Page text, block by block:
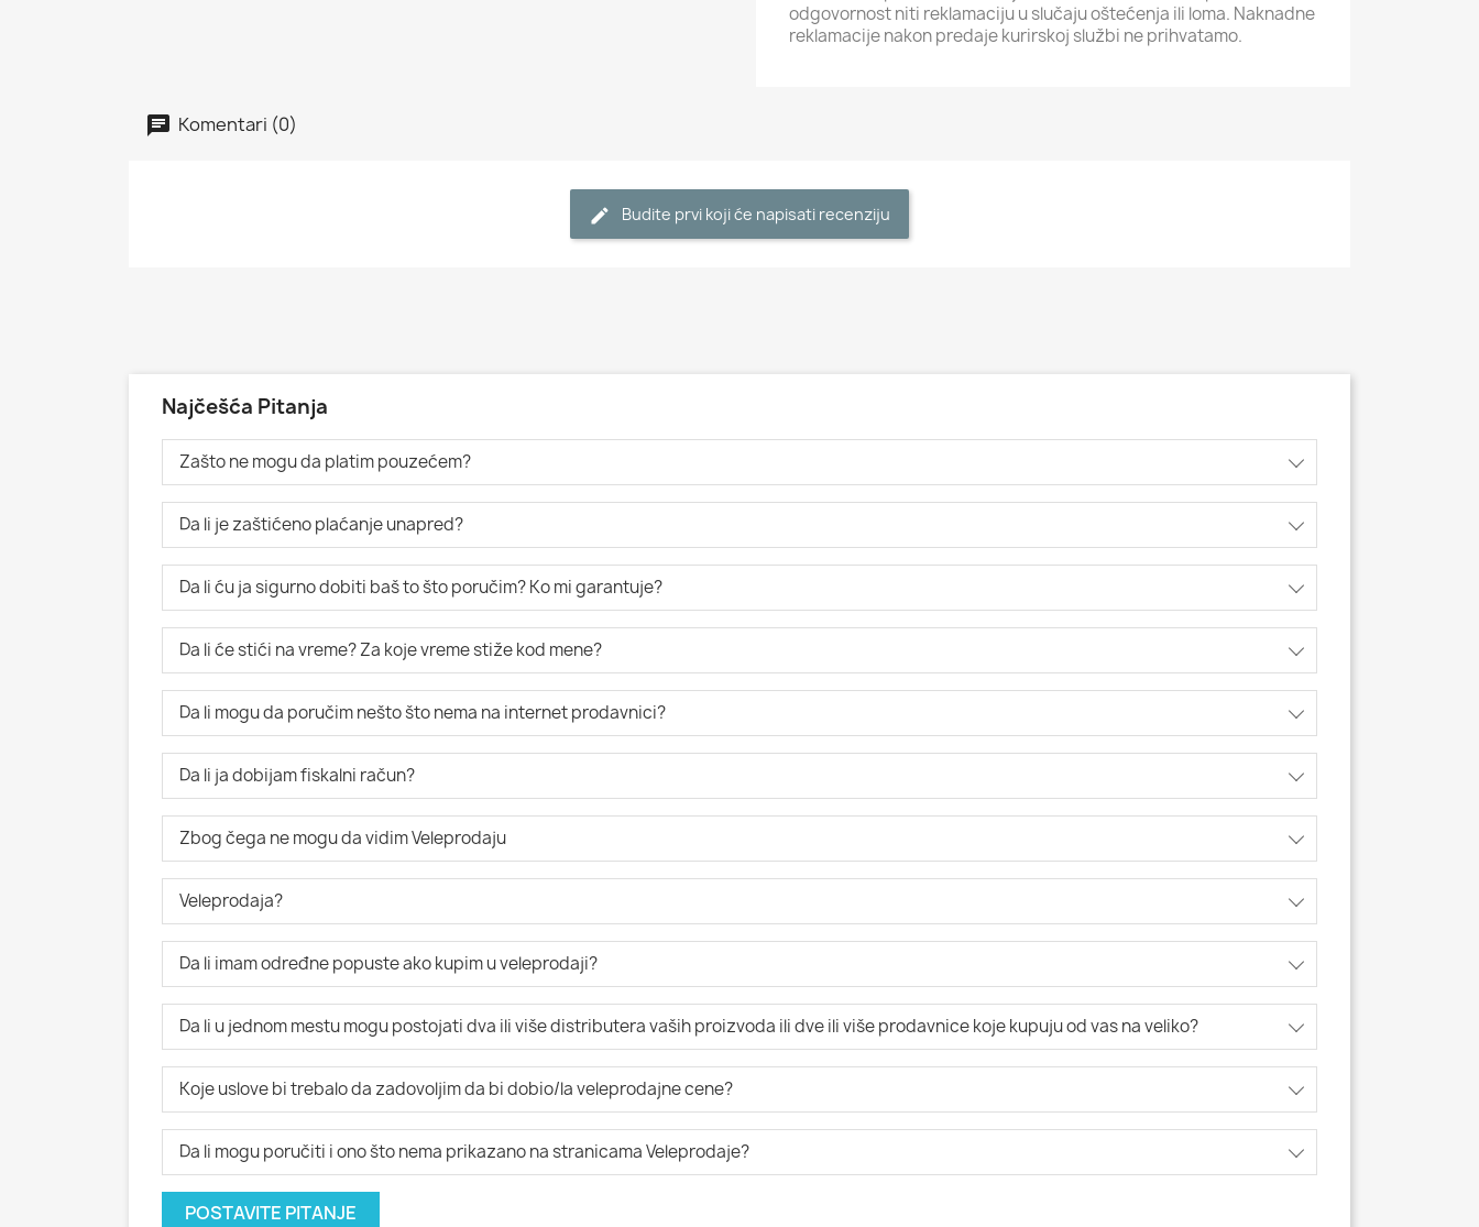
odgovornost niti reklamaciju u slučaju oštećenja ili loma. Naknadne
reklamacije nakon predaje kurirskoj službi ne prihvatamo.
Komentari (0)
Budite prvi koji će napisati recenziju
Najčešća Pitanja
Zašto ne mogu da platim pouzećem?
Da li je zaštićeno plaćanje unapred?
Da li ću ja sigurno dobiti baš to što poručim? Ko mi garantuje?
Da li će stići na vreme? Za koje vreme stiže kod mene?
Da li mogu da poručim nešto što nema na internet prodavnici?
Da li ja dobijam fiskalni račun?
Zbog čega ne mogu da vidim Veleprodaju
Veleprodaja?
Da li imam određne popuste ako kupim u veleprodaji?
Da li u jednom mestu mogu postojati dva ili više distributera vaših proizvoda ili dve ili više prodavnice koje kupuju od vas na veliko?
Koje uslove bi trebalo da zadovoljim da bi dobio/la veleprodajne cene?
Da li mogu poručiti i ono što nema prikazano na stranicama Veleprodaje?
POSTAVITE PITANJE